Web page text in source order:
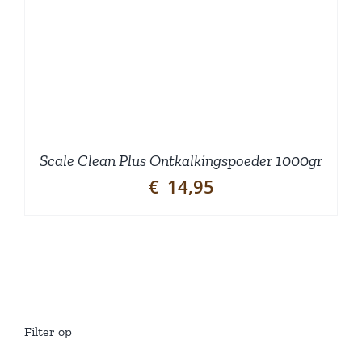
Scale Clean Plus Ontkalkingspoeder 1000gr
€ 14,95
Filter op